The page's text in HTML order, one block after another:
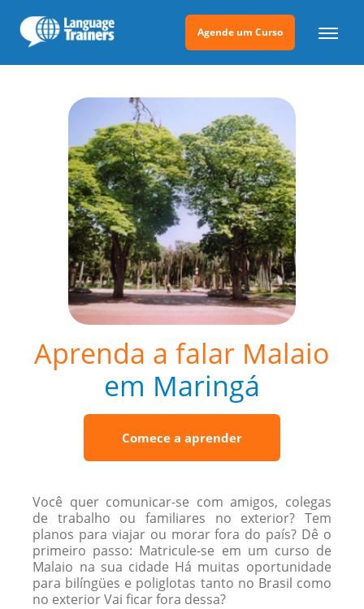
Agende um Curso
Aprenda a falar Malaio
em Maringá
Comece a aprender
Você quer comunicar-se com amigos, colegas
de trabalho ou familiares no exterior? Tem
planos para viajar ou morar fora do país? Dê o
primeiro passo: Matricule-se em um curso de
Malaio na sua cidade Há muitas oportunidade
para bilíngües e poliglotas tanto no Brasil como
no exterior Vai ficar fora dessa?